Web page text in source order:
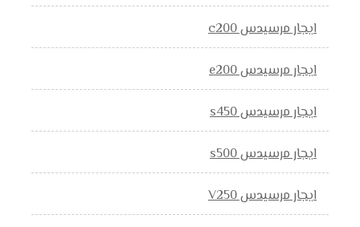
ايجار مرسيدس c200
ايجار مرسيدس e200
ايجار مرسيدس s450
ايجار مرسيدس s500
ايجار مرسيدس V250